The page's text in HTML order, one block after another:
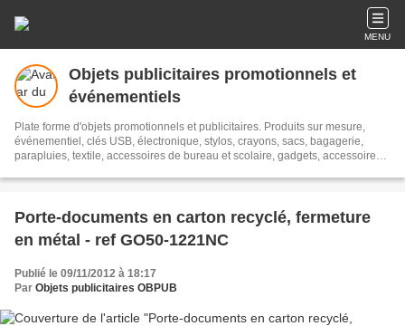
MENU
Objets publicitaires promotionnels et
événementiels
Plate forme d'objets promotionnels et publicitaires. Produits sur mesure,
événementiel, clés USB, électronique, stylos, crayons, sacs, bagagerie,
parapluies, textile, accessoires de bureau et scolaire, gadgets, accessoires
plein air, porte-clés,
Porte-documents en carton recyclé, fermeture
en métal - ref GO50-1221NC
Publié le 09/11/2012 à 18:17
Par Objets publicitaires OBPUB